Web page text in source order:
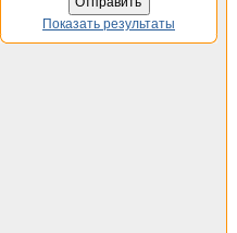
Показать результаты